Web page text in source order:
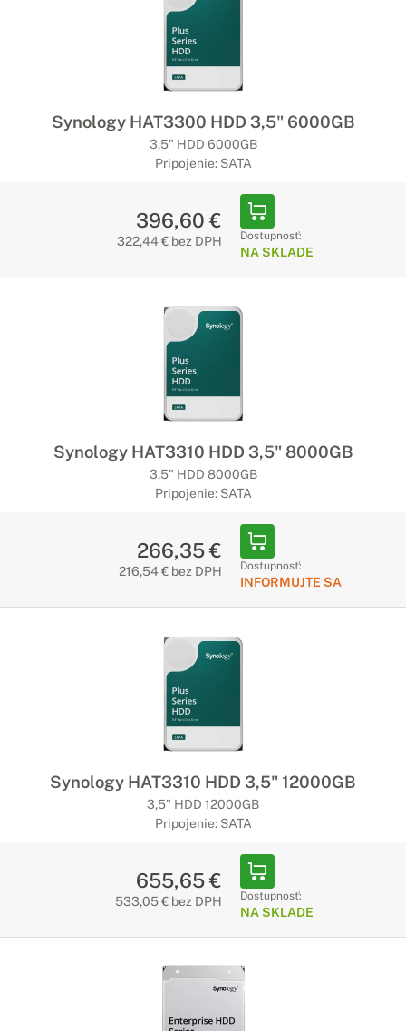
Synology HAT3300 HDD 3,5" 6000GB
3,5" HDD 6000GB
Pripojenie: SATA
396,60 €
322,44 € bez DPH Dostupnosť:
NA SKLADE
Synology HAT3310 HDD 3,5" 8000GB
3,5" HDD 8000GB
Pripojenie: SATA
266,35 €
216,54 € bez DPH Dostupnosť:
INFORMUJTE SA
Synology HAT3310 HDD 3,5" 12000GB
3,5" HDD 12000GB
Pripojenie: SATA
655,65 €
533,05 € bez DPH Dostupnosť:
NA SKLADE